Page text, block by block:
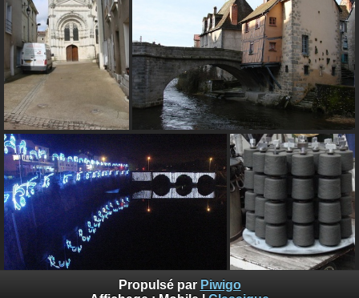
Propulsé par Piwigo